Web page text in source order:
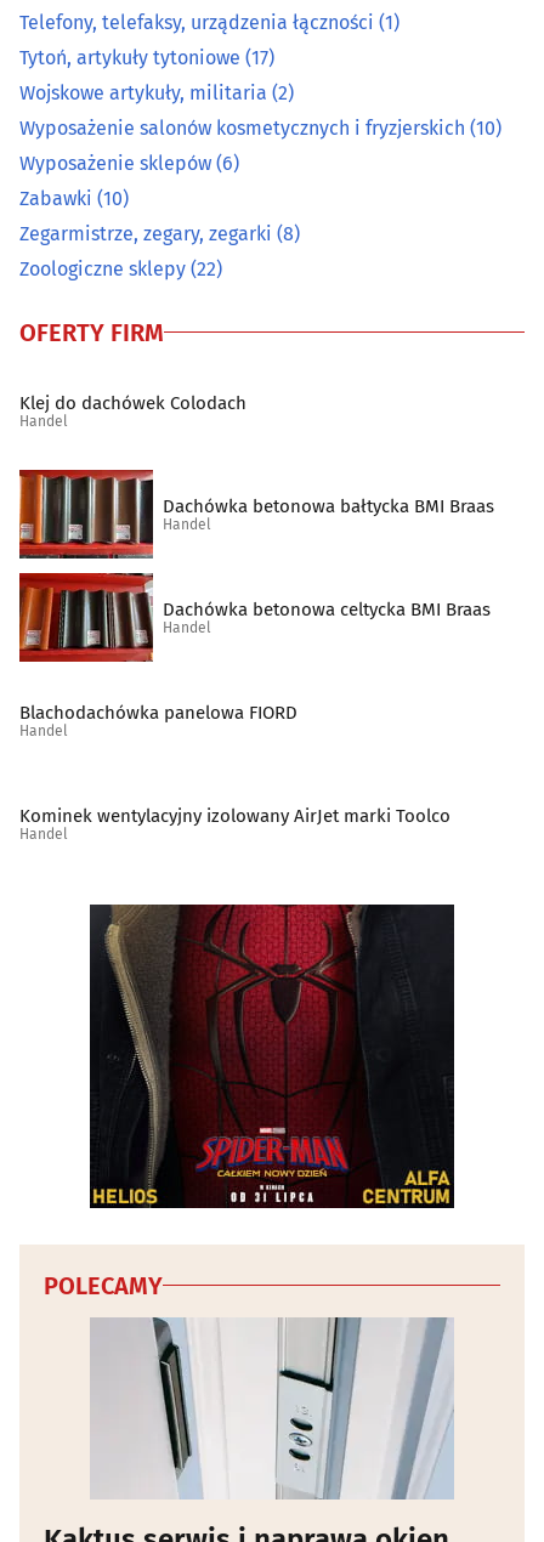
Pomiarowa aparatura i urządzenia(12)
Prasa(1)
Radiokomunikacja
Rolne artykuły - skup, sprzedaż
Ryby i przetwory rybne(9)
Sklepy internetowe(30)
Spożywcze artykuły(49)
Supermarkety(10)
Szkło techniczne
Środki czystości (5)
Telefony komórkowe, akcesoria (22)
Tytoń, artykuły tytoniowe(17)
Wojskowe artykuły, militaria(2)
Wyposażenie salonów kosmetycznych i fryzjerskich
Wyposażenie sklepów(6)
Zabawki(10)
Zoologiczne sklepy(22)
Telefony, telefaksy, urządzenia łączności (1)
Tytoń, artykuły tytoniowe (17)
Wojskowe artykuły, militaria (2)
Wyposażenie salonów kosmetycznych i fryzjerskich (10)
Wyposażenie sklepów (6)
Zabawki (10)
Zegarmistrze, zegary, zegarki (8)
Zoologiczne sklepy (22)
OFERTY FIRM
Klej do dachówek Colodach
Handel
Dachówka betonowa bałtycka BMI Braas
Handel
Dachówka betonowa celtycka BMI Braas
Handel
Blachodachówka panelowa FIORD
Handel
Kominek wentylacyjny izolowany AirJet marki Toolco
Handel
POLECAMY